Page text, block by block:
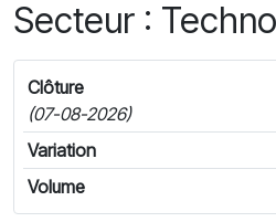
Secteur :
Clôture
(07-08-2026)
Variation
Volume